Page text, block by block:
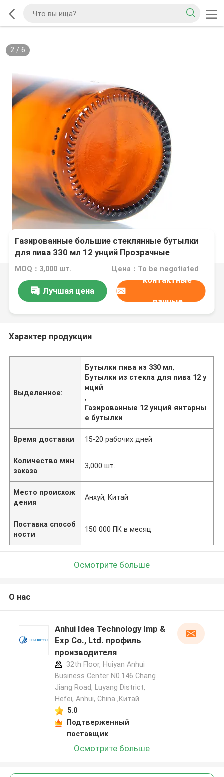
2/ 6
Газированные большие стеклянные бутылки
для пива 330 мл 12 унций Прозрачные
прозрачные
MOQ：3,000 шт. Цена：To be negotiated
Лучшая цена
контактные
данные
Характер продукции
Выделенное:
Бутылки пива из 330 мл,
Бутылки из стекла для пива 12 у
нций
,
Газированные 12 унций янтарны
е бутылки
Время доставки 15-20 рабочих дней
Количество мин
заказа
3,000 шт.
Место происхож
дения
Анхуй, Китай
Поставка способ
ности
150 000 ПК в месяц
Осмотрите больше
О нас
Anhui Idea Technology Imp &
Exp Co., Ltd. профиль
производителя
32th Floor, Huiyan Anhui
Business Center N0.146 Chang
Jiang Road, Luyang District,
Hefei, Anhui, China ,Китай
5.0
Подтверженный
поставщик
Осмотрите больше